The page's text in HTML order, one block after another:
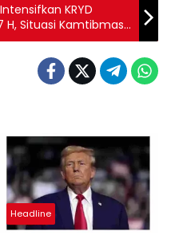
KRYD
H, Situasi Kamtibmas
Headline